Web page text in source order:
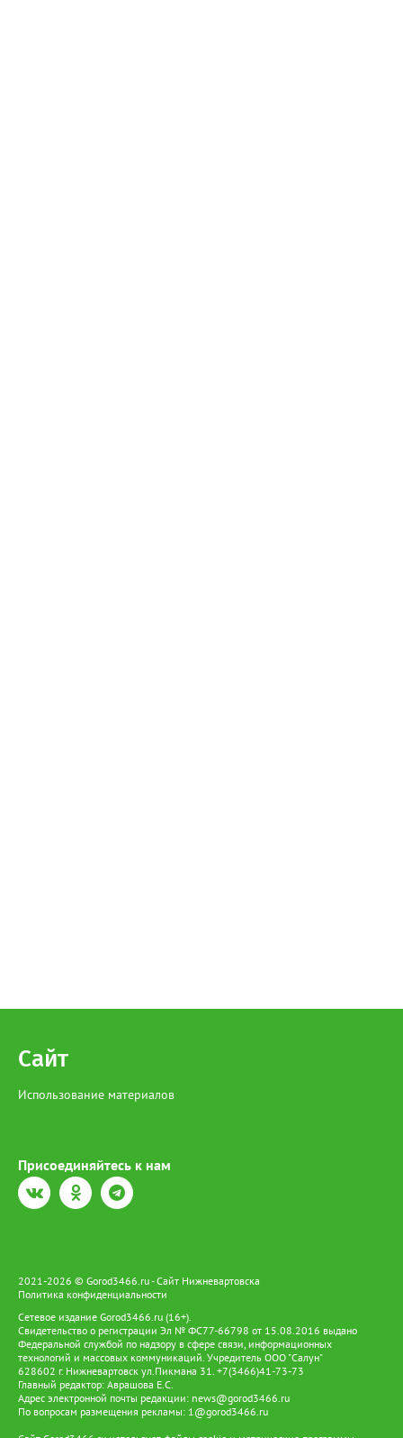
Сайт
Использование материалов
Присоединяйтесь к нам
2021-2026 © Gorod3466.ru - Сайт Нижневартовска
Политика конфиденциальности
Сетевое издание Gorod3466.ru (16+).
Свидетельство о регистрации Эл № ФС77-66798 от 15.08.2016 выдано
Федеральной службой по надзору в сфере связи, информационных
технологий и массовых коммуникаций. Учредитель ООО "Салун"
628602 г. Нижневартовск ул.Пикмана 31. +7(3466)41-73-73
Главный редактор: Аврашова Е.С.
Адрес электронной почты редакции: news@gorod3466.ru
По вопросам размещения рекламы: 1@gorod3466.ru